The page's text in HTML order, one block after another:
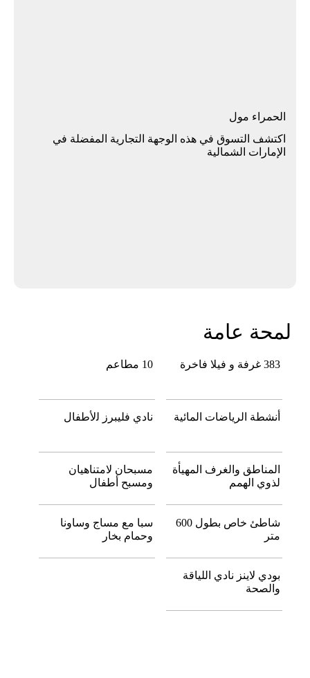
اﻟﺤﻤﺮاء ﻣﻮل
اﻛﺘﺸﻒ اﻟﺘﺴﻮق ﻓﻲ ﻫﺬه اﻟﻮﺟﻬﺔ اﻟﺘﺠﺎرﻳﺔ اﻟﻤﻔﻀﻠﺔ ﻓﻲ
الإﻣﺎرات اﻟﺸﻤﺎﻟﻴﺔ
لمحة عامة
383 ﻏﺮﻓﺔ و فيلا ﻓﺎﺧﺮة 10 مطاعم
أﻧﺸﻄﺔ اﻟﺮﻳﺎﺿﺎت اﻟﻤﺎﺋﻴﺔ ﻧﺎدي ﻓﻠﻴﺒﺮز ﻟلأﻃﻔﺎل
المناطق والغرف المهيأة
لذوي الهمم
ﻣﺴﺒﺤﺎن لاﻣﺘﻨﺎﻫﻴﺎن
وﻣﺴﺒﺢ أﻃﻔﺎل
ﺷﺎﻃﺊ ﺧﺎص ﺑﻄﻮل 600
ﻣﺘﺮ
ﺳﺒﺎ ﻣﻊ ﻣﺴﺎج وﺳﺎوﻧﺎ
وﺣﻤﺎم ﺑﺨﺎر
ﺑﻮدي لاﻳﻨﺰ ﻧﺎدي اﻟﻠﻴﺎﻗﺔ
واﻟﺼﺤﺔ